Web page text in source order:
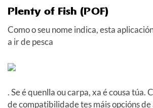
Plenty of Fish (POF)
Como o seu nome indica, esta
a ir de pesca
. Se é quenlla ou carpa, xa é cousa túa.
de compatibilidade tes máis opcións